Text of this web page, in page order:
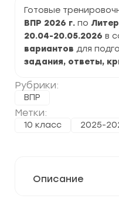
Готовые
ВПР 2026 г. по
20.04-20.05.2026 в
вариантов для
задания, ответы,
Рубрики:
ВПР
Метки:
10 класс 2025-
задания
и
ответы
Описание